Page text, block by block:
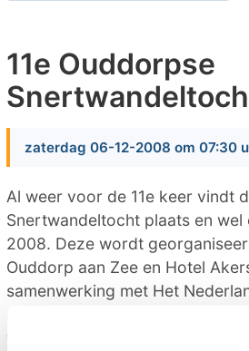
11e Ouddorpse
zaterdag 06-12-2008 om 07:30
Al weer voor de 11e keer vindt
Snertwandeltocht plaats en
2008. Deze wordt
Ouddorp aan Zee en Hotel
samenwerking met Het
afdeling Goeree en omstreken.
wandelroutes gaan langs de